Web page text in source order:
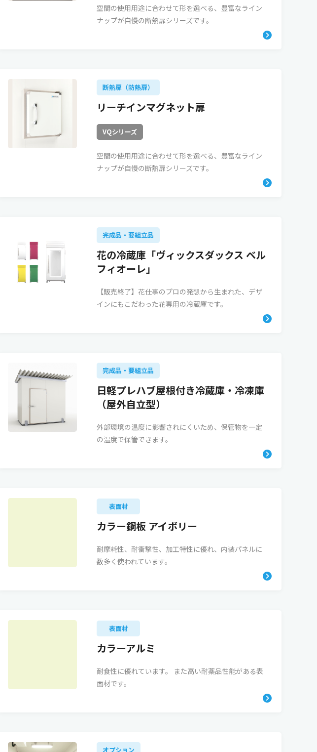
空間の使用用途に合わせて形を選べる、豊富なライン
ナップが自慢の断熱扉シリーズです。
断熱扉（防熱扉）
リーチインマグネット扉
VQシリーズ
空間の使用用途に合わせて形を選べる、豊富なライン
ナップが自慢の断熱扉シリーズです。
完成品・要組立品
花の冷蔵庫「ヴィックスダックス ベル
フィオーレ」
【販売終了】花仕事のプロの発想から生まれた、デザ
インにもこだわった花専用の冷蔵庫です。
完成品・要組立品
日軽プレハブ屋根付き冷蔵庫・冷凍庫
（屋外自立型）
外部環境の温度に影響されにくいため、保管物を一定
の温度で保管できます。
表面材
カラー鋼板 アイボリー
耐摩耗性、耐衝撃性、加工特性に優れ、内装パネルに
数多く使われています。
表面材
カラーアルミ
耐食性に優れています。 また高い耐薬品性能がある表
面材です。
オプション